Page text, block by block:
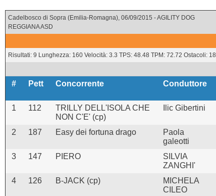
Cadelbosco di Sopra (Emilia-Romagna), 06/09/2015 - AGILITY DOG
REGGIANA ASD
Risultati: 9 Lunghezza: 160 Velocità: 3.3 TPS: 48.48 TPM: 72.72 Ostacoli: 18
# Pett Concorrente Conduttore
1 112
TRILLY DELL'ISOLA CHE
NON C'E' (cp)
Ilic Gibertini
2
187 Easy dei fortuna drago
Paola
galeotti
3
147 PIERO
SILVIA
ZANGHI'
4
126 B-JACK (cp)
MICHELA
CILEO